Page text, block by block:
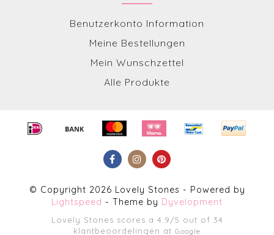
Benutzerkonto Information
Meine Bestellungen
Mein Wunschzettel
Alle Produkte
© Copyright 2026 Lovely Stones - Powered by
Lightspeed - Theme by Dyvelopment
Lovely Stones scores a 4.9/5 out of 34
klantbeoordelingen at Google